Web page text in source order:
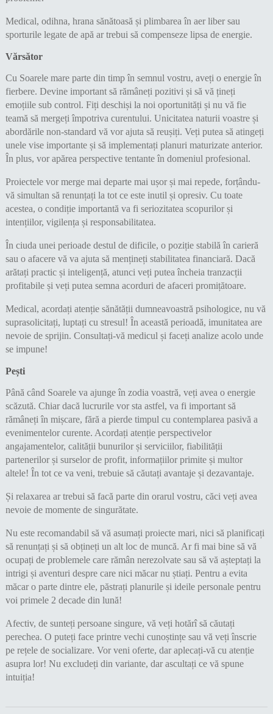
Medical, odihna, hrana sănătoasă și plimbarea în aer liber sau
sporturile legate de apă ar trebui să compenseze lipsa de energie.
Vărsător
Cu Soarele mare parte din timp în semnul vostru, aveți o energie în
fierbere. Devine important să rămâneți pozitivi și să vă țineți
emoțiile sub control. Fiți deschiși la noi oportunități și nu vă fie
teamă să mergeți împotriva curentului. Unicitatea naturii voastre și
abordările non-standard vă vor ajuta să reușiți. Veți putea să atingeți
unele vise importante și să implementați planuri maturizate anterior.
În plus, vor apărea perspective tentante în domeniul profesional.
Proiectele vor merge mai departe mai ușor și mai repede, forțându-
vă simultan să renunțați la tot ce este inutil și opresiv. Cu toate
acestea, o condiție importantă va fi seriozitatea scopurilor și
intențiilor, vigilența și responsabilitatea.
În ciuda unei perioade destul de dificile, o poziție stabilă în carieră
sau o afacere vă va ajuta să mențineți stabilitatea financiară. Dacă
arătați practic și inteligență, atunci veți putea încheia tranzacții
profitabile și veți putea semna acorduri de afaceri promițătoare.
Medical, acordați atenție sănătății dumneavoastră psihologice, nu vă
suprasolicitați, luptați cu stresul! În această perioadă, imunitatea are
nevoie de sprijin. Consultați-vă medicul și faceți analize acolo unde
se impune!
Pești
Până când Soarele va ajunge în zodia voastră, veți avea o energie
scăzută. Chiar dacă lucrurile vor sta astfel, va fi important să
rămâneți în mișcare, fără a pierde timpul cu contemplarea pasivă a
evenimentelor curente. Acordați atenție perspectivelor
angajamentelor, calității bunurilor și serviciilor, fiabilității
partenerilor și surselor de profit, informațiilor primite și multor
altele! În tot ce va veni, trebuie să căutați avantaje și dezavantaje.
Și relaxarea ar trebui să facă parte din orarul vostru, căci veți avea
nevoie de momente de singurătate.
Nu este recomandabil să vă asumați proiecte mari, nici să planificați
să renunțați și să obțineți un alt loc de muncă. Ar fi mai bine să vă
ocupați de problemele care rămân nerezolvate sau să vă așteptați la
intrigi și aventuri despre care nici măcar nu știați. Pentru a evita
măcar o parte dintre ele, păstrați planurile și ideile personale pentru
voi primele 2 decade din lună!
Afectiv, de sunteți persoane singure, vă veți hotărî să căutați
perechea. O puteți face printre vechi cunoștințe sau vă veți înscrie
pe rețele de socializare. Vor veni oferte, dar aplecați-vă cu atenție
asupra lor! Nu excludeți din variante, dar ascultați ce vă spune
intuiția!